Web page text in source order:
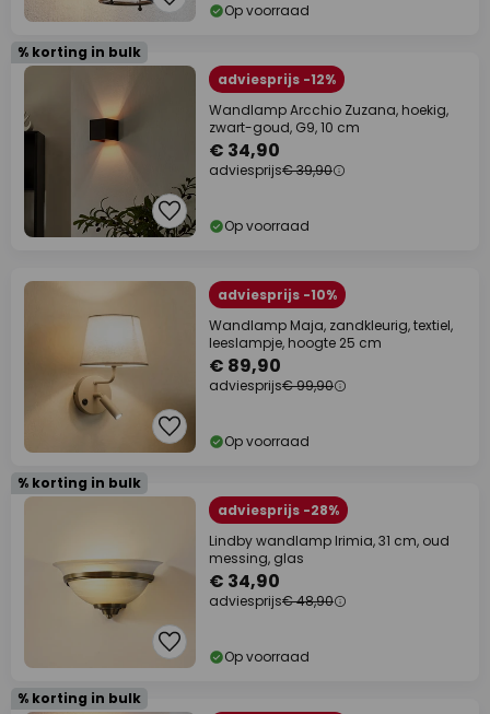
Op voorraad
% korting in bulk
adviesprijs -12%
Wandlamp Arcchio Zuzana, hoekig,
zwart-goud, G9, 10 cm
€ 34,90
adviesprijs€ 39,90
Op voorraad
adviesprijs -10%
Wandlamp Maja, zandkleurig, textiel,
leeslampje, hoogte 25 cm
€ 89,90
adviesprijs€ 99,90
Op voorraad
% korting in bulk
adviesprijs -28%
Lindby wandlamp Irimia, 31 cm, oud
messing, glas
€ 34,90
adviesprijs€ 48,90
Op voorraad
% korting in bulk